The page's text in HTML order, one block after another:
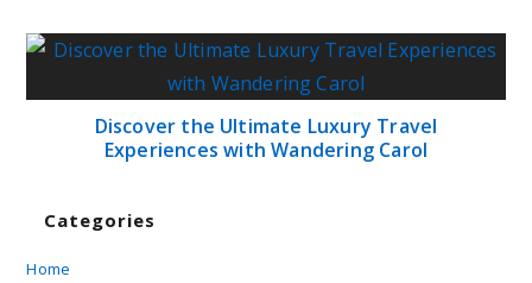
Discover the Ultimate Luxury Travel
Experiences with Wandering Carol
Categories
Home